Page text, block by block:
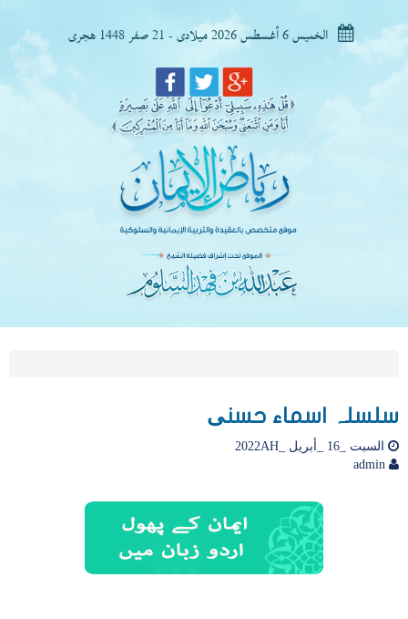
الخميس 6 أغسطس 2026 ميلادى - 21 صفر 1448 هجرى
سلسلہ اسماء حسنی
السبت _16 _أبريل _2022AH